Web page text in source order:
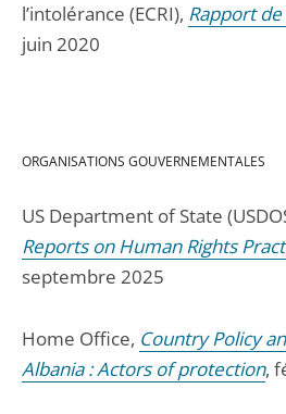
l’intolérance (ECRI), Rapport de
juin 2020
ORGANISATIONS GOUVERNEMENTALES
US Department of State
Reports on Human Rights
septembre 2025
Home Office, Country Policy
Albania : Actors of protection,